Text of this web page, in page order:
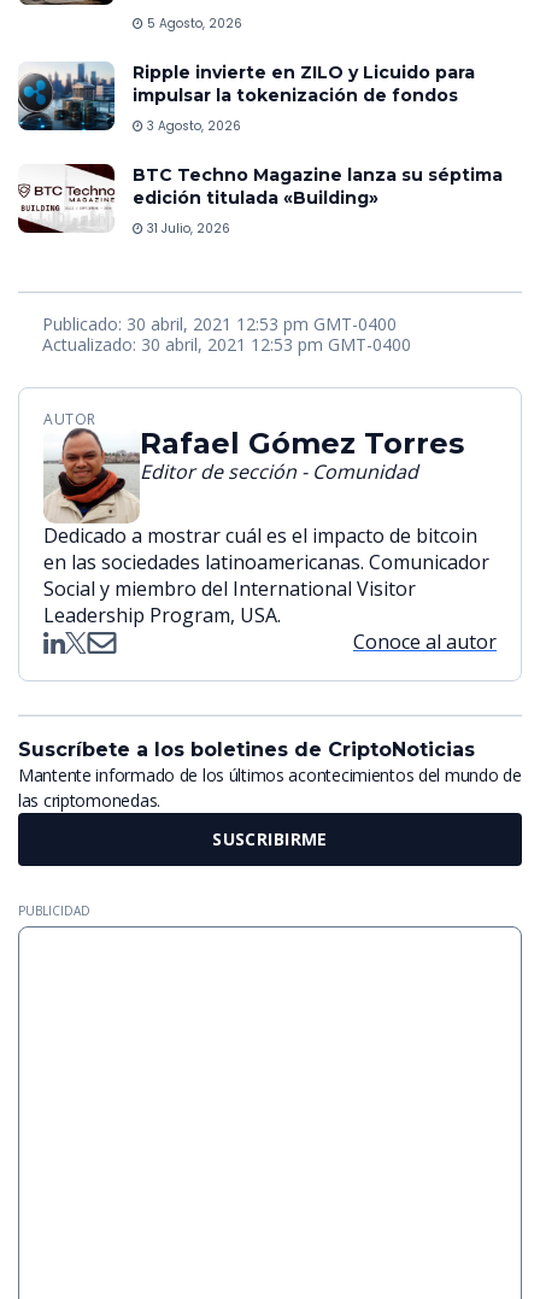
5 Agosto, 2026
Ripple invierte en ZILO y Licuido para
impulsar la tokenización de fondos
3 Agosto, 2026
BTC Techno Magazine lanza su séptima
edición titulada «Building»
31 Julio, 2026
Publicado: 30 abril, 2021 12:53 pm GMT-0400
Actualizado: 30 abril, 2021 12:53 pm GMT-0400
AUTOR
Rafael Gómez Torres
Editor de sección - Comunidad
Dedicado a mostrar cuál es el impacto de bitcoin
en las sociedades latinoamericanas. Comunicador
Social y miembro del International Visitor
Leadership Program, USA.
Conoce al autor
Suscríbete a los boletines de CriptoNoticias
Mantente informado de los últimos acontecimientos del mundo de
las criptomonedas.
SUSCRIBIRME
PUBLICIDAD